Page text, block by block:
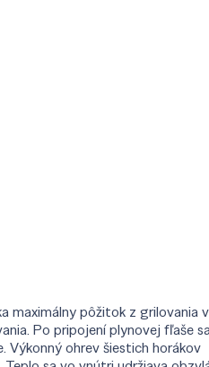
maximálny pôžitok z grilovania v
Po pripojení plynovej fľaše
Výkonný ohrev šiestich horákov